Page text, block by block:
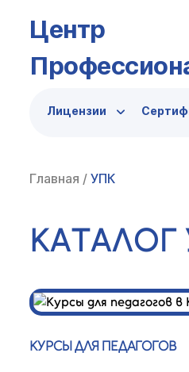
Центр
Лицензии
Главная / УПК
КАТАЛОГ
КУРСЫ ДЛЯ ПЕДАГОГОВ